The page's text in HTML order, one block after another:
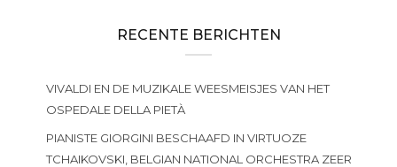
RECENTE BERICHTEN
VIVALDI EN DE MUZIKALE WEESMEISJES VAN HET
OSPEDALE DELLA PIETÀ
PIANISTE GIORGINI BESCHAAFD IN VIRTUOZE
TCHAIKOVSKI, BELGIAN NATIONAL ORCHESTRA ZEER